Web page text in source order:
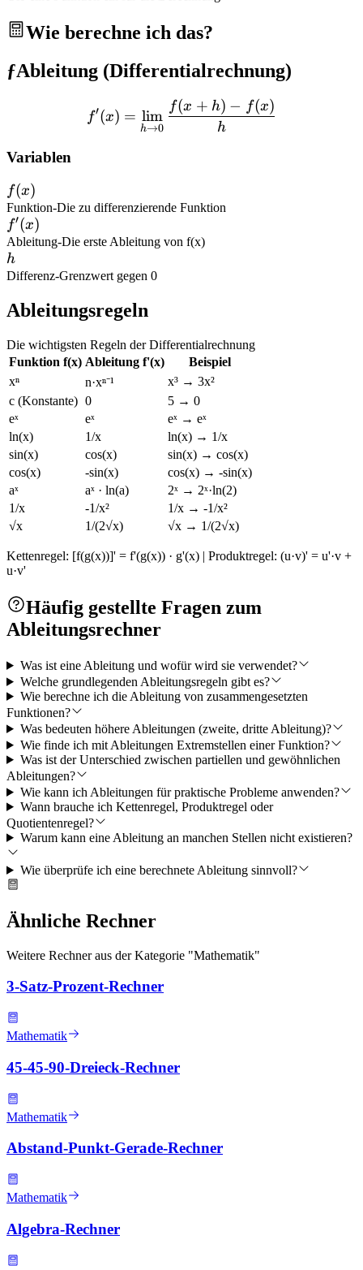
Wie berechne ich das?
ƒAbleitung (Differentialrechnung)
f'(x) = \lim_{h \to 0}
f′(x) =
h→0
lim
h
f(x + h) − f(x)
Variablen
f(x)
f(x)
Funktion-Die zu differenzierende Funktion
f'(x)
f′(x)
Ableitung-Die erste Ableitung von f(x)
h
h
Differenz-Grenzwert gegen 0
Ableitungsregeln
Die wichtigsten Regeln der Differentialrechnung
Funktion f(x) Ableitung f'(x)
Beispiel
xⁿ
n·xⁿ⁻¹
x³ → 3x²
c (Konstante) 0
5 → 0
eˣ
eˣ
eˣ → eˣ
ln(x)
1/x
ln(x) → 1/x
sin(x)
cos(x)
sin(x) → cos(x)
cos(x)
-sin(x)
cos(x) → -sin(x)
aˣ
aˣ · ln(a)
2ˣ → 2ˣ·ln(2)
1/x
-1/x²
1/x → -1/x²
√x
1/(2√x) √x → 1/(2√x)
Kettenregel: [f(g(x))]' = f'(g(x)) · g'(x) | Produktregel: (u·v)' = u'·v +
u·v'
Häufig gestellte Fragen zum
Ableitungsrechner
Was ist eine Ableitung und wofür wird sie verwendet?
Welche grundlegenden Ableitungsregeln gibt es?
Wie berechne ich die Ableitung von zusammengesetzten
Funktionen?
Was bedeuten höhere Ableitungen (zweite, dritte Ableitung)?
Wie finde ich mit Ableitungen Extremstellen einer Funktion?
Was ist der Unterschied zwischen partiellen und gewöhnlichen
Ableitungen?
Wie kann ich Ableitungen für praktische Probleme anwenden?
Wann brauche ich Kettenregel, Produktregel oder
Quotientenregel?
Warum kann eine Ableitung an manchen Stellen nicht existieren?
Wie überprüfe ich eine berechnete Ableitung sinnvoll?
Ähnliche Rechner
Weitere Rechner aus der Kategorie "Mathematik"
3-Satz-Prozent-Rechner
Mathematik
45-45-90-Dreieck-Rechner
Mathematik
Abstand-Punkt-Gerade-Rechner
Mathematik
Algebra-Rechner